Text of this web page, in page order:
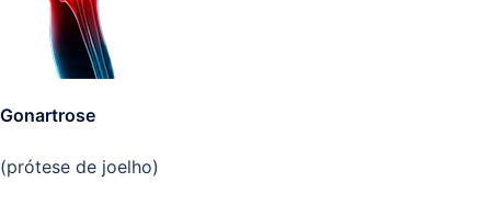
Gonartrose
(prótese de joelho)